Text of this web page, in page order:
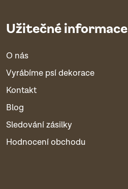
Užitečné informace
O nás
Vyrábíme psí dekorace
Kontakt
Blog
Sledování zásilky
Hodnocení obchodu